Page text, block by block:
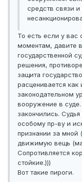
средств связи
То есть если у вас
моментам, давите в
государственной
решения,
защита
расценивается как
законодательном
вооружение в
закончились.
особому пр-ву и
признании за мной
движимую вещь
Сопротивляется
стойкие.)))
Вот такие пироги.